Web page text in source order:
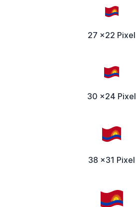
27 x22 Pixel
30 x24 Pixel
38 x31 Pixel